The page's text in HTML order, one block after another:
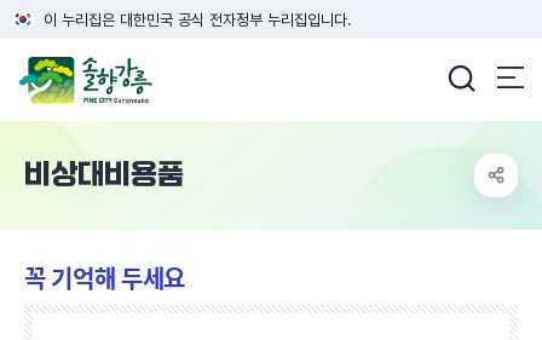
이 누리집은 대한민국 공식 전자정부 누리집입니다.
비상대비용품
꼭 기억해 두세요